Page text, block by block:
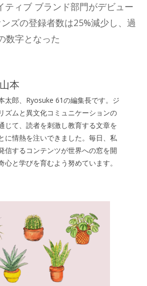
ティブ ブランド部門がデビュー
ズの登録者数は25%減少し、過
数字となった
本
太郎、Ryosuke 61の編集長です。ジ
ズムと異文化コミュニケーションの
じて、読者を刺激し教育する文章を
に情熱を注いできました。毎日、私
信するコンテンツが世界への窓を開
心と学びを育むよう努めています。